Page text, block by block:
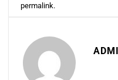
permalink.